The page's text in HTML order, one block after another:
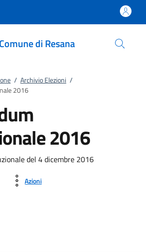
Comune di Resana
/ Archivio Elezioni /
2016
2016
del 4 dicembre 2016
Azioni